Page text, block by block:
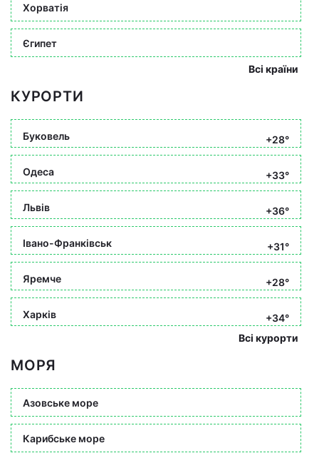
Хорватія
Єгипет
Всі країни
КУРОРТИ
Буковель +28°
Одеса +33°
Львів +36°
Івано-Франківськ +31°
Яремче +28°
Харків
+34°
Всі курорти
МОРЯ
Азовське море
Карибське море